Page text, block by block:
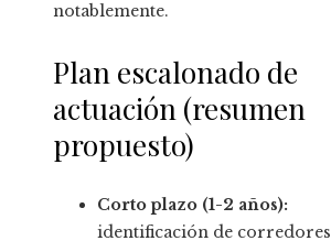
notablemente.
Plan escalonado de
actuación (resumen
propuesto)
Corto plazo (1-2 años):
identificación de corredores